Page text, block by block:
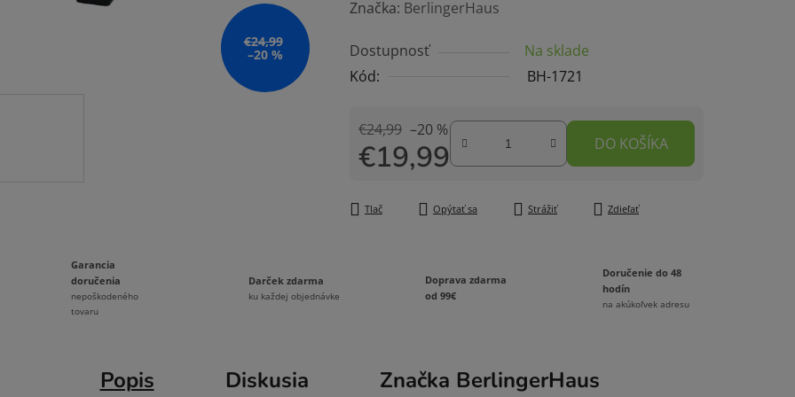
hodnotenie
je
0,0
hviezdičiek.
Značka: BerlingerHaus
Dostupnosť
Na sklade
Kód:
BH-1721
€24,99 –20 %
€19,99 DO KOŠÍKA
Tlač Opýtať sa Strážiť Zdieľať
€24,99
–20 %
Garancia
doručenia
nepoškodeného
tovaru
Darček zdarma
ku každej objednávke
Doprava zdarma
od 99€
Doručenie do 48
hodín
na akúkoľvek adresu
Popis Diskusia Značka BerlingerHaus